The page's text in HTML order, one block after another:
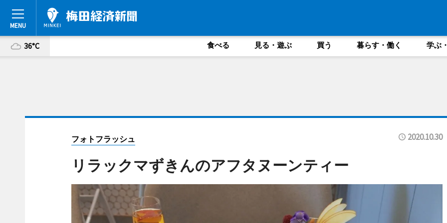
36°C 食べる 見る・遊ぶ 買う 暮らす・働く 学ぶ
フォトフラッシュ 2020.10.30
リラックマずきんのアフタヌーンティー